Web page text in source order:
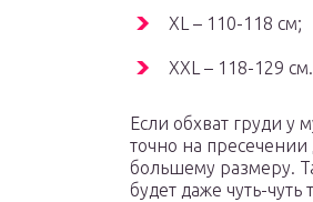
XL – 110-118 см;
XXL – 118-129 см.
Если обхват груди у
точно на пресечении
большему размеру.
будет даже чуть-чуть